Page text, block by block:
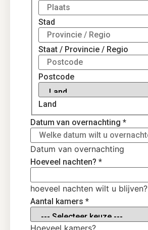
Stad
Staat / Provincie / Regio
Postcode
Land
Datum van overnachting *
Datum van overnachting
Hoeveel nachten? *
hoeveel nachten wilt u blijven?
Aantal kamers *
Hoeveel kamers?